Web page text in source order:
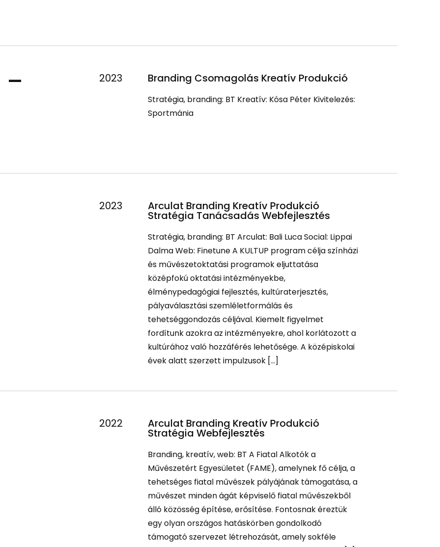
– 2023 Branding Csomagolás Kreatív Produkció
Stratégia, branding: BT Kreatív: Kósa Péter Kivitelezés:
Sportmánia
2023 Arculat Branding Kreatív Produkció
Stratégia Tanácsadás Webfejlesztés
Stratégia, branding: BT Arculat: Bali Luca Social: Lippai
Dalma Web: Finetune A KULTUP program célja színházi
és művészetoktatási programok eljuttatása
középfokú oktatási intézményekbe,
élménypedagógiai fejlesztés, kultúraterjesztés,
pályaválasztási szemléletformálás és
tehetséggondozás céljával. Kiemelt figyelmet
fordítunk azokra az intézményekre, ahol korlátozott a
kultúrához való hozzáférés lehetősége. A középiskolai
évek alatt szerzett impulzusok […]
2022 Arculat Branding Kreatív Produkció
Stratégia Webfejlesztés
Branding, kreatív, web: BT A Fiatal Alkotók a
Művészetért Egyesületet (FAME), amelynek fő célja, a
tehetséges fiatal művészek pályájának támogatása, a
művészet minden ágát képviselő fiatal művészekből
álló közösség építése, erősítése. Fontosnak éreztük
egy olyan országos hatáskörben gondolkodó
támogató szervezet létrehozását, amely sokféle